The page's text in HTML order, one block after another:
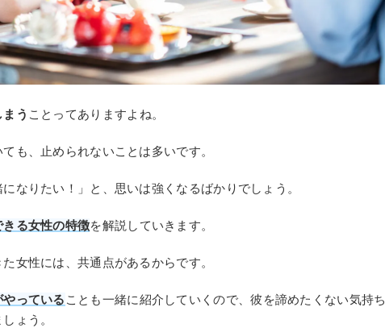
う ことってありますよね。
も、止められないことは多いです。
なりたい！」と、思いは強くなるばかりでしょう。
る女性の特徴を解説していきます。
女性には、共通点があるからです。
っている ことも一緒に紹介していくので、彼を諦めたくない気持ち
ょう。